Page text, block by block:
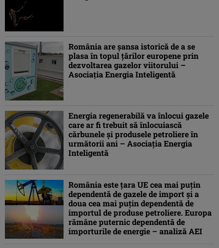
România are şansa istorică de a se
plasa în topul ţărilor europene prin
dezvoltarea gazelor viitorului –
Asociaţia Energia Inteligentă
Energia regenerabilă va înlocui gazele
care ar fi trebuit să înlocuiască
cărbunele şi produsele petroliere în
următorii ani – Asociaţia Energia
Inteligentă
România este ţara UE cea mai puţin
dependentă de gazele de import şi a
doua cea mai puţin dependentă de
importul de produse petroliere. Europa
rămâne puternic dependentă de
importurile de energie – analiză AEI